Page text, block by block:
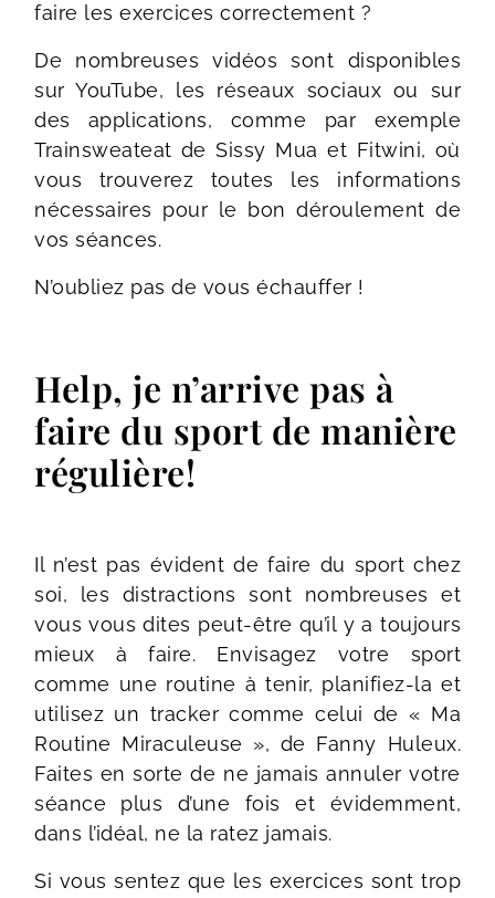
faire les exercices correctement ?
De nombreuses vidéos sont disponibles
sur YouTube, les réseaux sociaux ou sur
des applications, comme par exemple
Trainsweateat de Sissy Mua et Fitwini, où
vous trouverez toutes les informations
nécessaires pour le bon déroulement de
vos séances.
N’oubliez pas de vous échauffer !
Help, je n’arrive pas à
faire du sport de manière
régulière!
Il n’est pas évident de faire du sport chez
soi, les distractions sont nombreuses et
vous vous dites peut-être qu’il y a toujours
mieux à faire. Envisagez votre sport
comme une routine à tenir, planifiez-la et
utilisez un tracker comme celui de « Ma
Routine Miraculeuse », de Fanny Huleux.
Faites en sorte de ne jamais annuler votre
séance plus d’une fois et évidemment,
dans l’idéal, ne la ratez jamais.
Si vous sentez que les exercices sont trop